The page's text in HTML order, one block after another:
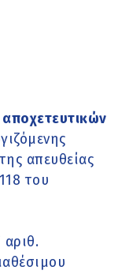
απευθείας
του
αριθ.